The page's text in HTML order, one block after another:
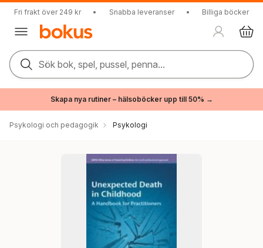
Fri frakt över 249 kr • Snabba leveranser • Billiga böcker
Sök bok, spel, pussel, penna...
Skapa nya rutiner – hälsoböcker upp till 50% →
Psykologi och pedagogik Psykologi